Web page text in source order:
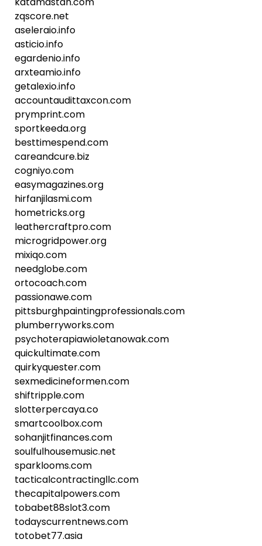
zqscore.net
aseleraio.info
asticio.info
egardenio.info
arxteamio.info
getalexio.info
accountaudittaxcon.com
prymprint.com
sportkeeda.org
besttimespend.com
careandcure.biz
cogniyo.com
easymagazines.org
hirfanjilasmi.com
hometricks.org
leathercraftpro.com
microgridpower.org
mixiqo.com
needglobe.com
ortocoach.com
passionawe.com
pittsburghpaintingprofessionals.com
plumberryworks.com
psychoterapiawioletanowak.com
quickultimate.com
quirkyquester.com
sexmedicineformen.com
shiftripple.com
slotterpercaya.co
smartcoolbox.com
sohanjitfinances.com
soulfulhousemusic.net
sparklooms.com
tacticalcontractingllc.com
thecapitalpowers.com
tobabet88slot3.com
todayscurrentnews.com
totobet77.asia